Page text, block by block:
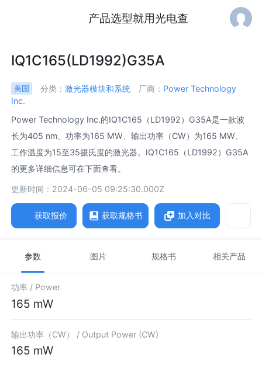
产品选型就用光电查
IQ1C165(LD1992)G35A
美国 分类： 激光器模块和系统 厂商： Power Technology
Inc.
Power Technology Inc.的IQ1C165（LD1992）G35A是一款波
长为405 nm、功率为165 MW、输出功率（CW）为165 MW、
工作温度为15至35摄氏度的激光器。IQ1C165（LD1992）G35A
的更多详细信息可在下面查看。
更新时间：2024-06-05 09:25:30.000Z
获取报价 获取规格书 加入对比
参数 图片 规格书 相关产品
功率 / Power
165 mW
输出功率（CW） / Output Power (CW)
165 mW